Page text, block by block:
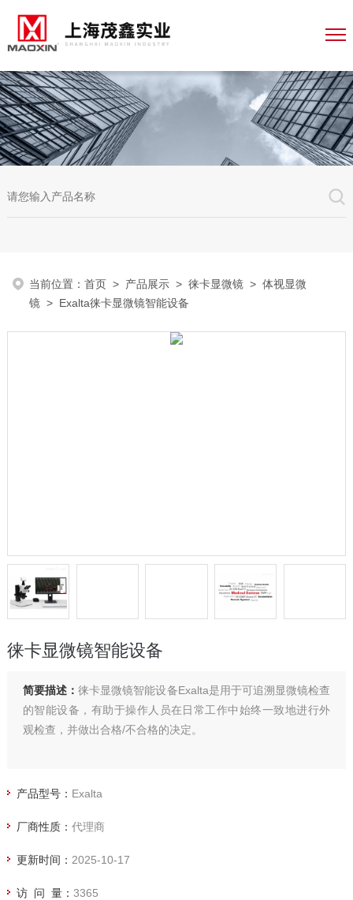
当前位置：首页 > 产品展示 >徕卡显微镜 >体视显微
镜 > Exalta徕卡显微镜智能设备
徕卡显微镜智能设备
简要描述：徕卡显微镜智能设备Exalta是用于可追溯显微镜检查
的智能设备，有助于操作人员在日常工作中始终一致地进行外
观检查，并做出合格/不合格的决定。
产品型号： Exalta
厂商性质： 代理商
更新时间： 2025-10-17
访 问 量： 3365